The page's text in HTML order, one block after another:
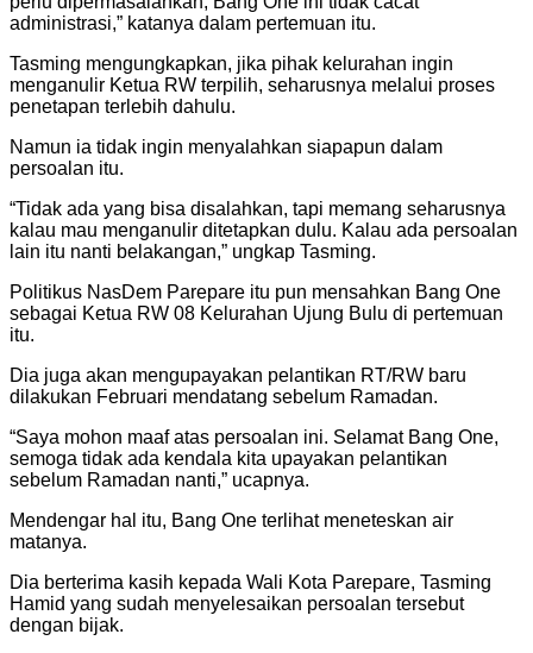
administrasi,” katanya dalam pertemuan itu.
Tasming mengungkapkan, jika pihak kelurahan ingin
menganulir Ketua RW terpilih, seharusnya melalui proses
penetapan terlebih dahulu.
Namun ia tidak ingin menyalahkan siapapun dalam
persoalan itu.
“Tidak ada yang bisa disalahkan, tapi memang seharusnya
kalau mau menganulir ditetapkan dulu. Kalau ada persoalan
lain itu nanti belakangan,” ungkap Tasming.
Politikus NasDem Parepare itu pun mensahkan Bang One
sebagai Ketua RW 08 Kelurahan Ujung Bulu di pertemuan
itu.
Dia juga akan mengupayakan pelantikan RT/RW baru
dilakukan Februari mendatang sebelum Ramadan.
“Saya mohon maaf atas persoalan ini. Selamat Bang One,
semoga tidak ada kendala kita upayakan pelantikan
sebelum Ramadan nanti,” ucapnya.
Mendengar hal itu, Bang One terlihat meneteskan air
matanya.
Dia berterima kasih kepada Wali Kota Parepare, Tasming
Hamid yang sudah menyelesaikan persoalan tersebut
dengan bijak.